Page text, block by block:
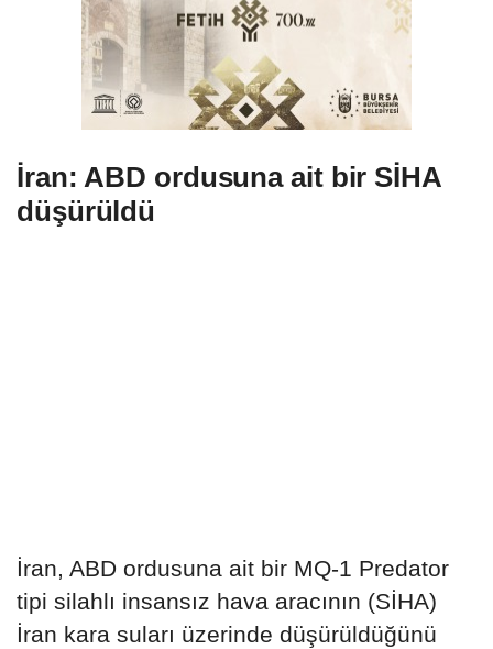
İran: ABD ordusuna ait bir SİHA
düşürüldü
İran, ABD ordusuna ait bir MQ-1 Predator
tipi silahlı insansız hava aracının (SİHA)
İran kara suları üzerinde düşürüldüğünü